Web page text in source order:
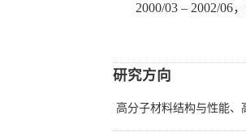
2000/03 – 2002/06
研究方向
高分子材料结构与性能、